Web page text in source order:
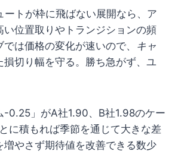
トが枠に飛ばない展開なら、ア
位置取りやトランジションの頻
は価格の変化が速いので、
キャ
切り幅を守る。勝ち急がず、ユ
-0.25」がA社1.90、B社1.98のケー
に積もれば季節を通じて大きな差
やさず期待値を改善できる数少